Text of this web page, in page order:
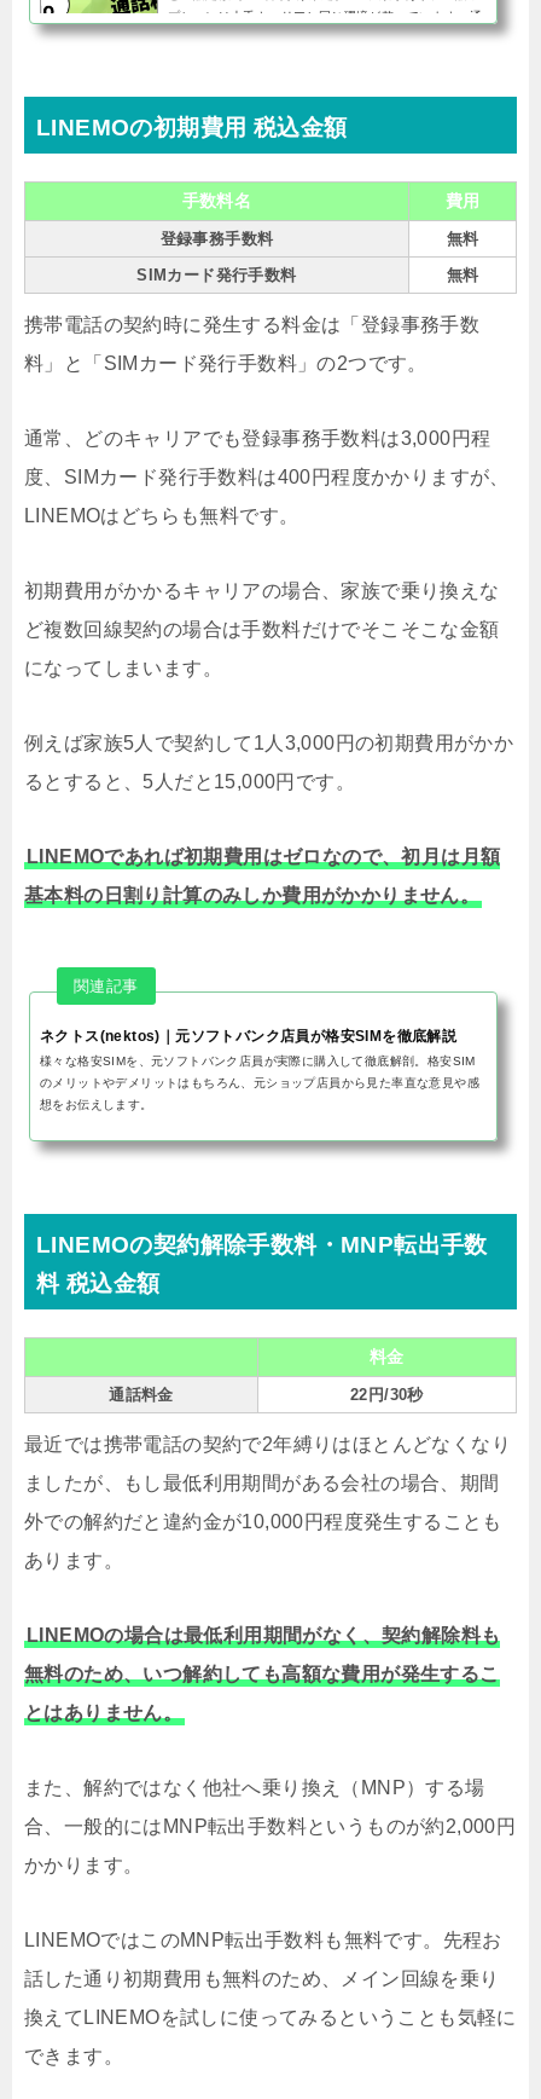
プションは大手キャリアと同じ環境が整っています。通
話オプションに加入しない場合、20円/30秒の通話料が
LINEMOの初期費用 税込金額
手数料名 費用
登録事務手数料
無料
SIMカード発行手数料
無料
携帯電話の契約時に発生する料金は「登録事務手数
料」と「SIMカード発行手数料」の2つです。
通常、どのキャリアでも登録事務手数料は3,000円程
度、SIMカード発行手数料は400円程度かかりますが、
LINEMOはどちらも無料です。
初期費用がかかるキャリアの場合、家族で乗り換えな
ど複数回線契約の場合は手数料だけでそこそこな金額
になってしまいます。
例えば家族5人で契約して1人3,000円の初期費用がかか
るとすると、5人だと15,000円です。
LINEMOであれば初期費用はゼロなので、初月は月額
基本料の日割り計算のみしか費用がかかりません。
ネクトス(nektos)｜元ソフトバンク店員が格安SIMを徹底解説
様々な格安SIMを、元ソフトバンク店員が実際に購入して徹底解剖。格安SIM
のメリットやデメリットはもちろん、元ショップ店員から見た率直な意見や感
想をお伝えします。
LINEMOの契約解除手数料・MNP転出手数
料 税込金額
料金
通話料金 22円/30秒
最近では携帯電話の契約で2年縛りはほとんどなくなり
ましたが、もし最低利用期間がある会社の場合、期間
外での解約だと違約金が10,000円程度発生することも
あります。
LINEMOの場合は最低利用期間がなく、契約解除料も
無料のため、いつ解約しても高額な費用が発生するこ
とはありません。
また、解約ではなく他社へ乗り換え（MNP）する場
合、一般的にはMNP転出手数料というものが約2,000円
かかります。
LINEMOではこのMNP転出手数料も無料です。先程お
話した通り初期費用も無料のため、メイン回線を乗り
換えてLINEMOを試しに使ってみるということも気軽に
できます。